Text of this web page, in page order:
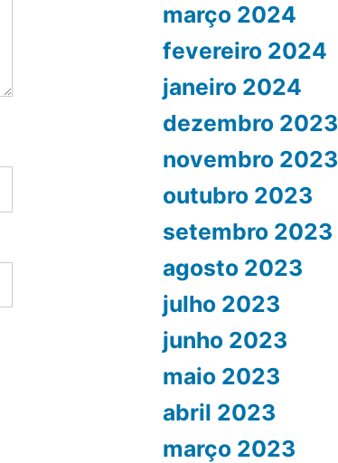
março 2024
fevereiro 2024
janeiro 2024
dezembro 2023
novembro 2023
outubro 2023
setembro 2023
agosto 2023
julho 2023
junho 2023
maio 2023
abril 2023
março 2023